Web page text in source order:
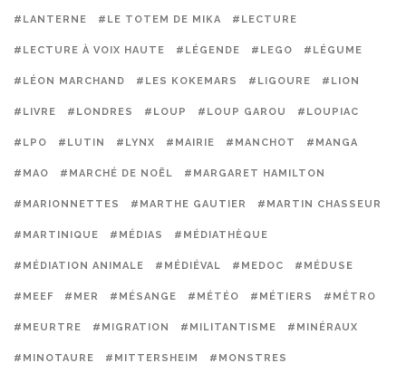
#LANTERNE #LE TOTEM DE MIKA #LECTURE
#LECTURE À VOIX HAUTE #LÉGENDE #LEGO #LÉGUME
#LÉON MARCHAND #LES KOKEMARS #LIGOURE #LION
#LIVRE #LONDRES #LOUP #LOUP GAROU #LOUPIAC
#LPO #LUTIN #LYNX #MAIRIE #MANCHOT #MANGA
#MAO #MARCHÉ DE NOËL #MARGARET HAMILTON
#MARIONNETTES #MARTHE GAUTIER #MARTIN CHASSEUR
#MARTINIQUE #MÉDIAS #MÉDIATHÈQUE
#MÉDIATION ANIMALE #MÉDIÉVAL #MEDOC #MÉDUSE
#MEEF #MER #MÉSANGE #MÉTÉO #MÉTIERS #MÉTRO
#MEURTRE #MIGRATION #MILITANTISME #MINÉRAUX
#MINOTAURE #MITTERSHEIM #MONSTRES